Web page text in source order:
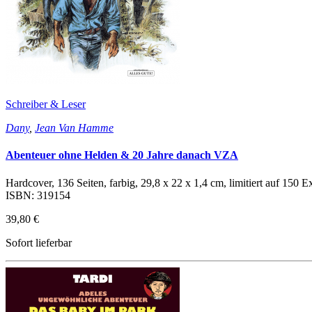
Schreiber & Leser
Dany, Jean Van Hamme
Abenteuer ohne Helden & 20 Jahre danach VZA
Hardcover, 136 Seiten, farbig, 29,8 x 22 x 1,4 cm, limitiert auf 150
ISBN: 319154
39,80 €
Sofort lieferbar